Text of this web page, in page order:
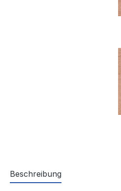
Beschreibung